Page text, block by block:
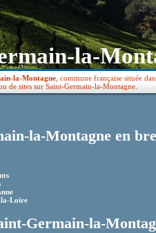
la-
la-Montagne , commune française située
de sites sur Saint-Germain-la-Montagne.
la-Montagne en
Loire
Germain-la-